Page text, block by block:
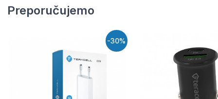
Preporučujemo
-30%